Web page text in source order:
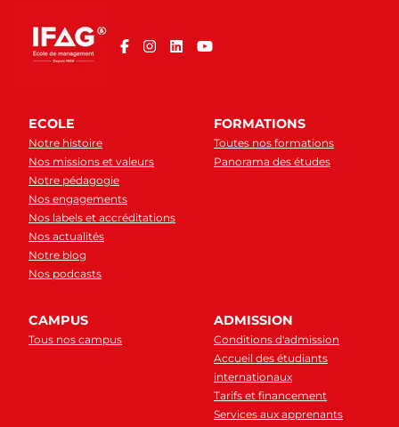
ECOLE
Notre histoire
Nos missions et valeurs
Notre pédagogie
Nos engagements
Nos labels et accréditations
Nos actualités
Notre blog
Nos podcasts
FORMATIONS
Toutes nos formations
Panorama des études
CAMPUS
Tous nos campus
ADMISSION
Conditions d'admission
Accueil des étudiants
internationaux
Tarifs et financement
Services aux apprenants